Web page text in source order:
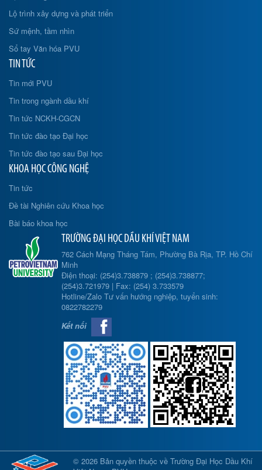
Lộ trình xây dựng và phát triển
Sứ mệnh, tầm nhìn
Sổ tay Văn hóa PVU
TIN TỨC
Tin mới PVU
Tin trong ngành dầu khí
Tin tức NCKH-CGCN
Tin tức đào tạo Đại học
Tin tức đào tạo sau Đại học
KHOA HỌC CÔNG NGHỆ
Tin tức
Đề tài Nghiên cứu Khoa học
Bài báo khoa học
TRƯỜNG ĐẠI HỌC DẦU KHÍ VIỆT NAM
762 Cách Mạng Tháng Tám, Phường Bà Rịa, TP. Hồ Chí
Minh
Điện thoại: (254)3.738879 ; (254)3.738877;
(254)3.721979 | Fax: (254) 3.733579
Hotline/Zalo Tư vấn hướng nghiệp, tuyển sinh:
0822782279
Kết nối
© 2026 Bản quyền thuộc về Trường Đại Học Dầu Khí